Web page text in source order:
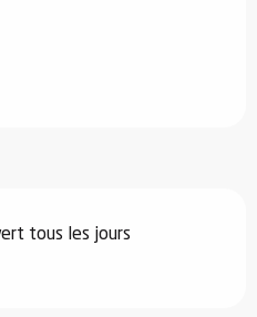
tous les jours